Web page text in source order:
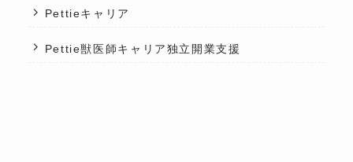
Pettieキャリア
Pettie獣医師キャリア独立開業支援